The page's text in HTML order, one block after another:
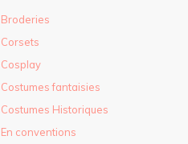
Broderies
Corsets
Cosplay
Costumes fantaisies
Costumes Historiques
En conventions